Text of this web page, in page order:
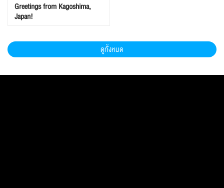
Greetings from Kagoshima,
Japan!
ดูทั้งหมด